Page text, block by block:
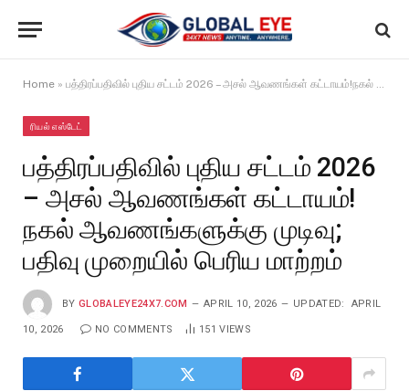
Home » பத்திரப்பதிவில் புதிய சட்டம் 2026 – அசல் ஆவணங்கள் கட்டாயம்!நகல் ஆவணங்களுக்கு முடிவு; பதிவு முறையில் பெரிய மாற்றம்
ரியல் எஸ்டேட்
பத்திரப்பதிவில் புதிய சட்டம் 2026
– அசல் ஆவணங்கள் கட்டாயம்!
நகல் ஆவணங்களுக்கு முடிவு;
பதிவு முறையில் பெரிய மாற்றம்
BY GLOBALEYE24X7.COM APRIL 10, 2026 UPDATED: APRIL
10, 2026 NO COMMENTS 151VIEWS